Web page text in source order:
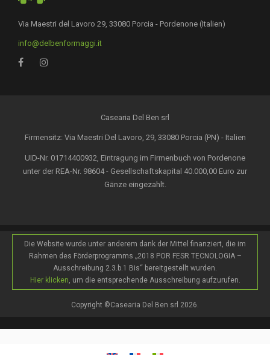
Via Maestri del Lavoro 29, 33080 Porcia - Pordenone (Italien)
info@delbenformaggi.it
Casearia Del Ben srl
Firmensitz: Via Maestri Del Lavoro, 29, 33080 Porcia (PN) - Italien
UID-Nr. 01714400932, Eintragung im Firmenbuch von Pordenone
unter der REA-Nr. 98604 - Gesellschaftskapital 40.000,00 Euro zur
Gänze eingezahlt.
Die Website wurde unter anderem dank der Mittel finanziert, die im
Rahmen des Förderprogramms „2018 POR FESR TECNOLOGIA –
Ausschreibung 2.3.b.1 Bis“ bereitgestellt wurden.
Hier klicken , um die entsprechende Ausschreibung aufzurufen.
Copyright ©Casearia Del Ben srl 2026.